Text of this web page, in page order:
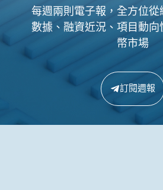
每週兩則電子報，全方位從
數據、融資近況、項目動向
幣市場
訂閱週報